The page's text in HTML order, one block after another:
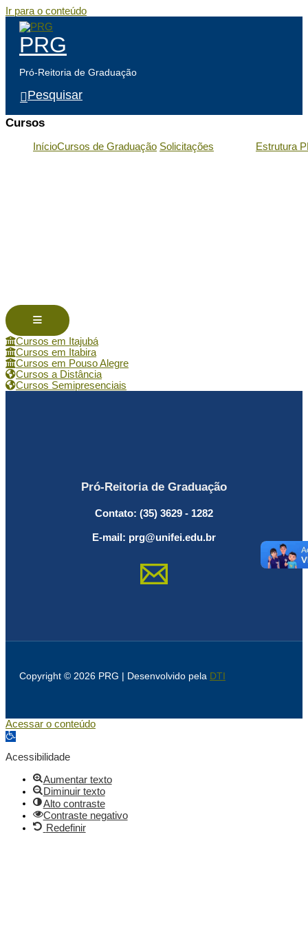
Ir para o conteúdo
PRG
Pró-Reitoria de Graduação
Pesquisar
Cursos
InícioCursos de Graduação Solicitações Estrutura
Menu de alternância de hambúrguer
Cursos em Itajubá
Cursos em Itabira
Cursos em Pouso Alegre
Cursos a Distância
Cursos Semipresenciais
Pró-Reitoria de Graduação
Contato: (35) 3629 - 1282
E-mail: prg@unifei.edu.br
Copyright © 2026 PRG | Desenvolvido pela DTI
Acessar o conteúdo
Abrir a barra de ferramentas
Acessibilidade
Aumentar texto
Diminuir texto
Alto contraste
Contraste negativo
Redefinir